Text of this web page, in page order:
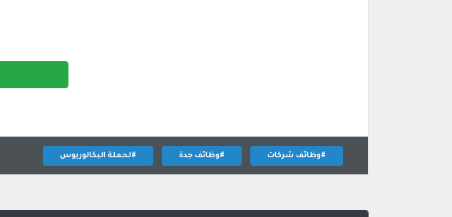
#وظائف شركات #وظائف جدة #لحملة البكالوريوس